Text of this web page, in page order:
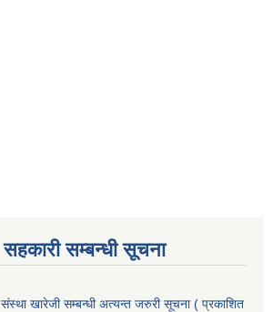
सहकारी सम्बन्धी सूचना
संस्था खारेजी सम्बन्धी अत्यन्त जरुरी सूचना ( प्रकाशित